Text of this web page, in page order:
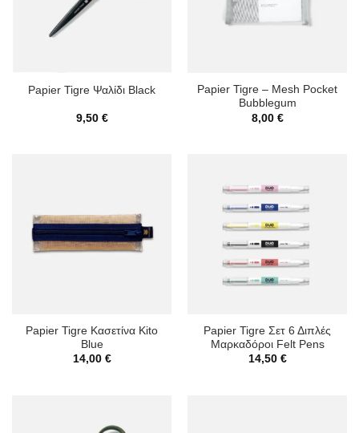
Papier Tigre Ψαλίδι Black
9,50 €
Papier Tigre – Mesh Pocket
Bubblegum
8,00 €
Papier Tigre Κασετίνα Kito
Blue
14,00 €
Papier Tigre Σετ 6 Διπλές
Μαρκαδόροι Felt Pens
14,50 €